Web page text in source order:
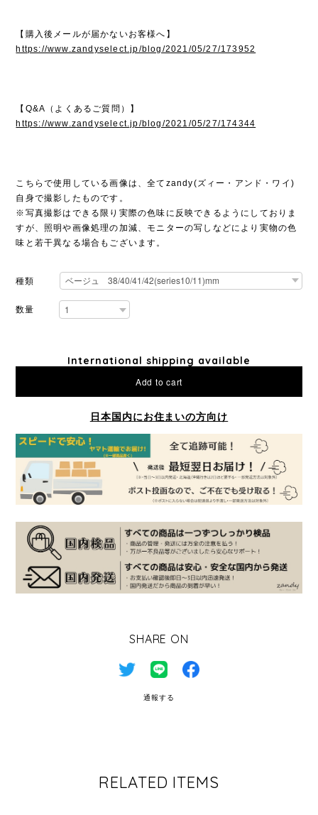
【購入後メールが届かないお客様へ】
https://www.zandyselect.jp/blog/2021/05/27/173952
【Q&A（よくあるご質問）】
https://www.zandyselect.jp/blog/2021/05/27/174344
こちらで使用している画像は、全てzandy(ズィー・アンド・ワイ)
自身で撮影したものです。
※写真撮影はできる限り実際の色味に反映できるようにしておりま
すが、照明や画像処理の加減、モニターの写しなどにより実物の色
味と若干異なる場合もございます。
種類
数量
International shipping available
Add to cart
日本国内にお住まいの方向け
SHARE ON
通報する
RELATED ITEMS